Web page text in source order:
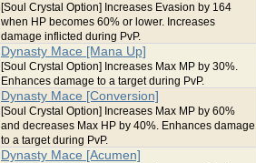
[Soul Crystal Option] Increases Evasion by 164
when HP becomes 60% or lower. Increases
damage inflicted during PvP.
Dynasty Mace [Mana Up]
[Soul Crystal Option] Increases Max MP by 30%.
Enhances damage to a target during PvP.
Dynasty Mace [Conversion]
[Soul Crystal Option] Increases Max MP by 60%
and decreases Max HP by 40%. Enhances damage
to a target during PvP.
Dynasty Mace [Acumen]